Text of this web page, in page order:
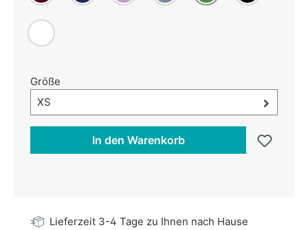
Bordeaux DunkelblauFlieder Graublau Grün Schwarz
(Diese Option
Weiß
Größe
Größe-Auswahl öffnen, aktuell ausgewählt:
XS
In den Warenkorb
Lieferzeit 3-4 Tage zu Ihnen nach Hause